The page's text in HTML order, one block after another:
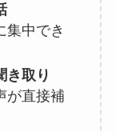
集中でき
き取り
が直接補